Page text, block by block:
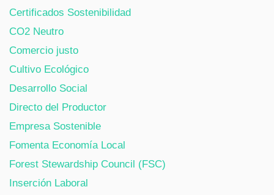
Certificados Sostenibilidad
CO2 Neutro
Comercio justo
Cultivo Ecológico
Desarrollo Social
Directo del Productor
Empresa Sostenible
Fomenta Economía Local
Forest Stewardship Council (FSC)
Inserción Laboral